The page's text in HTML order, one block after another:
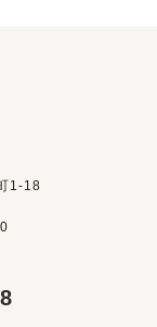
1-18